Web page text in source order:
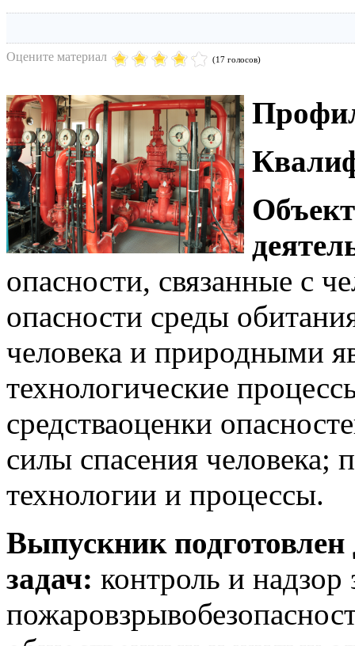
Оцените материал (17 голосов)
опасности, связанные с
опасности среды
человека и природными
технологические
средстваоценки
силы спасения человека;
технологии и процессы.
Выпускник
задач: контроль и